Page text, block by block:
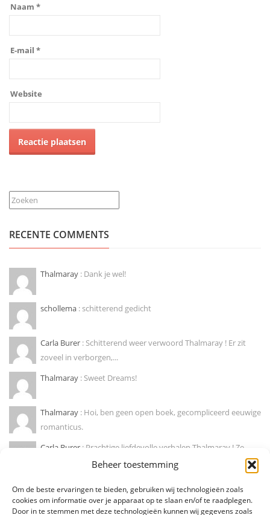
Beheer toestemming
Om de beste ervaringen te bieden, gebruiken wij technologieën zoals
cookies om informatie over je apparaat op te slaan en/of te raadplegen.
Door in te stemmen met deze technologieën kunnen wij gegevens zoals
Naam *
E-mail *
Website
Zoeken
RECENTE COMMENTS
Thalmaray : Dank je wel!
schollema : schitterend gedicht
Carla Burer : Schitterend weer verwoord Thalmaray ! Er zit
zoveel in verborgen,...
Thalmaray : Sweet Dreams!
Thalmaray : Hoi, ben geen open boek, gecompliceerd eeuwige
romanticus.
Carla Burer : Prachtige liefdevolle verhalen Thalmaray ! Ze
doen mij wegdromen naar...